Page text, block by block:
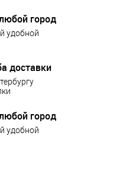
город
удобной
доставки
город
удобной